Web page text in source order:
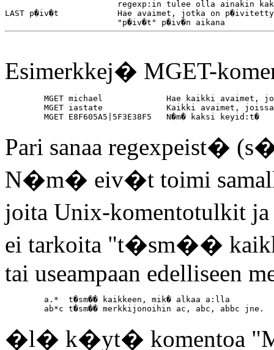
regexp:in tulee olla ainakin
LAST p�iv�t            Hae avaimet, jotka on
Esimerkkej� MGET-
MGET michael             Hae kaikki avaimet,
MGET iastate             Kaikki avaimet,
Pari sanaa regexpeist�
N�m� eiv�t toimi
joita Unix-komentotulkit
ei tarkoita "t�sm��
tai useampaan edelliseen
        a.*  t�sm�� kaikkeen, mik� alkaa a:lla
�l� k�yt� komentoa